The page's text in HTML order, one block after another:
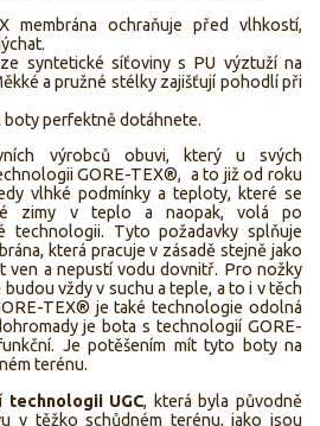
membrána ochraňuje před vlhkostí,
syntetické síťoviny s PU výztuží na
a pružné stélky zajišťují pohodlí při
boty perfektně dotáhnete.
výrobců obuvi, který u svých
GORE-TEX®, a to již od roku
vlhké podmínky a teploty, které se
zimy v teplo a naopak, volá po
technologii. Tyto požadavky splňuje
která pracuje v zásadě stejně jako
ven a nepustí vodu dovnitř. Pro nožky
vždy v suchu a teple, a to i v těch
TEX® je také technologie odolná
je bota s technologií GORE-
Je potěšením mít tyto boty na
terénu.
technologii UGC, která byla původně
v těžko schůdném terénu, jako jsou